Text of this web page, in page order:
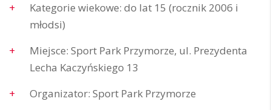
Kategorie wiekowe: do lat 15 (rocznik 2006 i
młodsi)
Miejsce: Sport Park Przymorze, ul. Prezydenta
Lecha Kaczyńskiego 13
Organizator: Sport Park Przymorze